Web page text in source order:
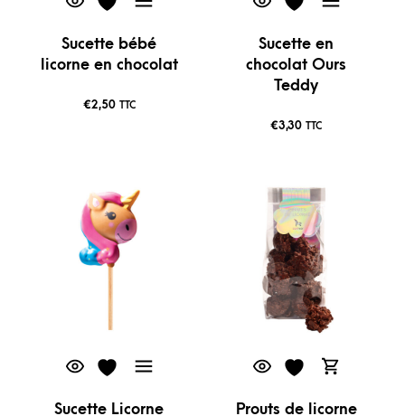
Sucette bébé
licorne en chocolat
€2,50 TTC
Sucette en
chocolat Ours
Teddy
€3,30 TTC
Sucette Licorne Prouts de licorne